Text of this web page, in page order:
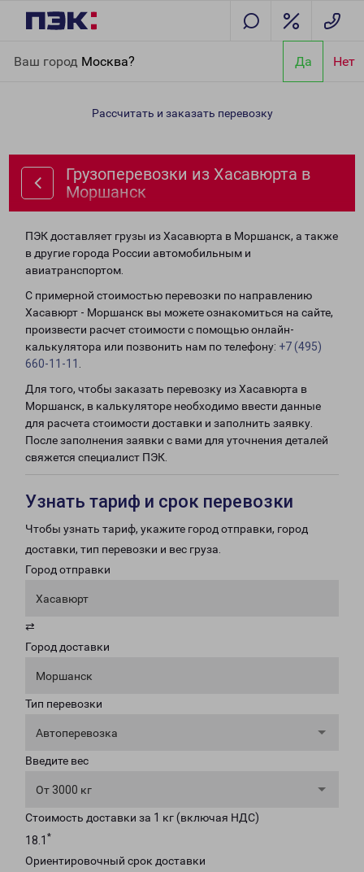
Ваш город Москва? Да Нет
Моршанск
Рассчитать и заказать перевозку
Грузоперевозки из Хасавюрта в
Моршанск
ПЭК доставляет грузы из Хасавюрта в Моршанск, а также
в другие города России автомобильным и
авиатранспортом.
С примерной стоимостью перевозки по направлению
Хасавюрт - Моршанск вы можете ознакомиться на сайте,
произвести расчет стоимости с помощью онлайн-
калькулятора или позвонить нам по телефону: +7 (495)
660-11-11
Для того, чтобы заказать перевозку из Хасавюрта в
Моршанск, в калькуляторе необходимо ввести данные
для расчета стоимости доставки и заполнить заявку.
После заполнения заявки с вами для уточнения деталей
свяжется специалист ПЭК.
Узнать тариф и срок перевозки
Чтобы узнать тариф, укажите город отправки, город
доставки, тип перевозки и вес груза.
Город отправки
Хасавюрт
⇄
Город доставки
Моршанск
Тип перевозки
Автоперевозка
Введите вес
От 3000 кг
Стоимость доставки за 1 кг (включая НДС)
18.1 *
Ориентировочный срок доставки